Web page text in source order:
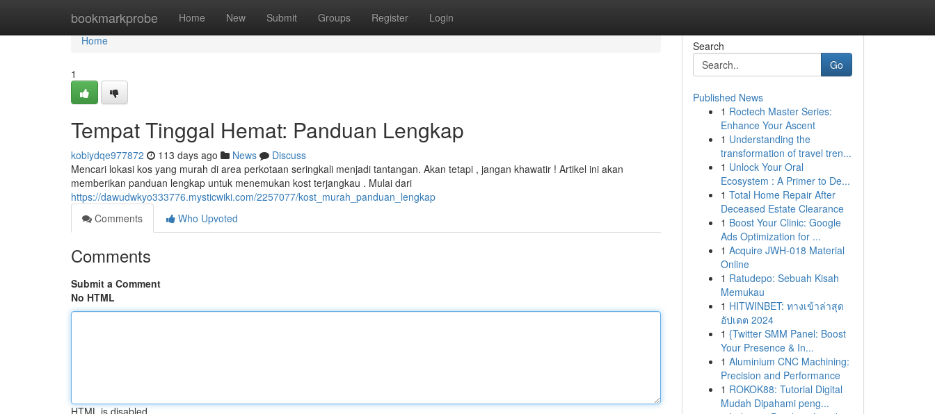
bookmarkprobe Home New Submit Groups Register Login
Home
Home
1
Tempat Tinggal Hemat: Panduan Lengkap
kobiydqe977872 113 days ago News
Discuss
Mencari lokasi kos yang murah di area perkotaan seringkali menjadi tantangan. Akan tetapi , jangan khawatir ! Artikel ini akan
memberikan panduan lengkap untuk menemukan kost terjangkau . Mulai dari
https://dawudwkyo333776.mysticwiki.com/2257077/kost_murah_panduan_lengkap
Comments
Who Upvoted
Comments
Submit a Comment
No HTML
HTML is disabled
Search
Go
Published News
1 Roctech Master Series:
Enhance Your Ascent
1 Understanding the
transformation of travel tren...
1 Unlock Your Oral
Ecosystem : A Primer to De...
1 Total Home Repair After
Deceased Estate Clearance
1 Boost Your Clinic: Google
Ads Optimization for ...
1 Acquire JWH-018 Material
Online
1 Ratudepo: Sebuah Kisah
Memukau
1 HITWINBET: ทางเข้าล่าสุด
อัปเดต 2024
1 {Twitter SMM Panel: Boost
Your Presence & In...
1 Aluminium CNC Machining:
Precision and Performance
1 ROKOK88: Tutorial Digital
Mudah Dipahami peng...